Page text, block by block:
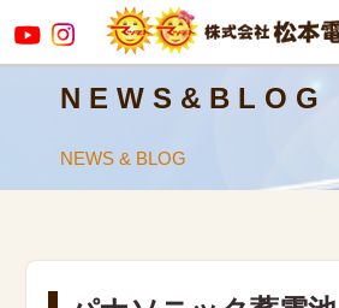
N E W S & B L O G
NEWS & BLOG